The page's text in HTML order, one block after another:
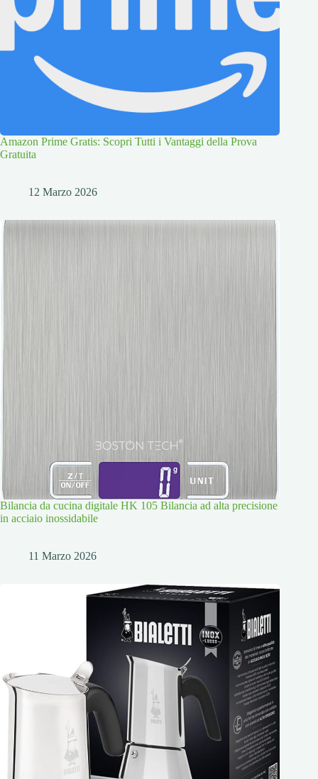
Amazon Prime Gratis: Scopri Tutti i Vantaggi della Prova
Gratuita
12 Marzo 2026
Bilancia da cucina digitale HK 105 Bilancia ad alta precisione
in acciaio inossidabile
11 Marzo 2026